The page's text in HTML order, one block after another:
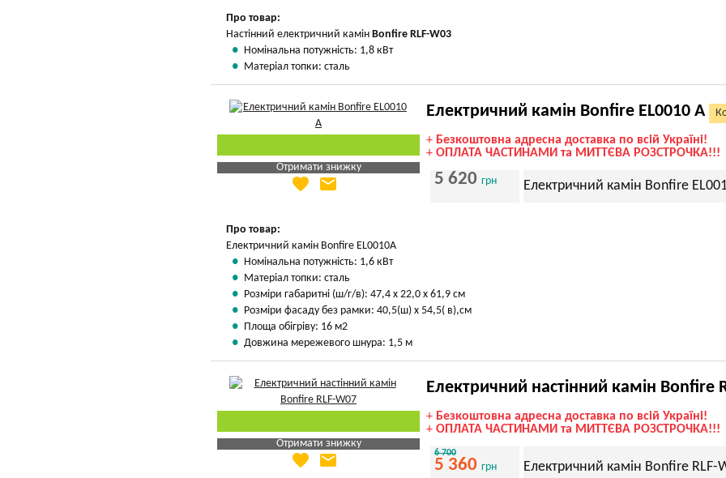
Про товар:
Настінний електричний камін Bonfire RLF-W03
Номінальна потужність: 1,8 кВт
Матеріал топки: сталь
Отримати знижку
Яка Ваша ціна
favorite email
Електричний камін Bonfire EL0010 A
+ Безкоштовна адресна доставка по всій Україні!
+ ОПЛАТА ЧАСТИНАМИ та МИТТЄВА РОЗСТРОЧКА!!!
5 620 грн Електричний камін Bonfire
Про товар:
Електричний камін Bonfire EL0010A
Номінальна потужність: 1,6 кВт
Матеріал топки: сталь
Розміри габаритні (ш/г/в): 47,4 х 22,0 х 61,9 см
Розміри фасаду без рамки: 40,5(ш) х 54,5( в),см
Площа обігріву: 16 м2
Довжина мережевого шнура: 1,5 м
Отримати знижку
Яка Ваша ціна
favorite email
Електричний настінний камін Bonfire
+ Безкоштовна адресна доставка по всій Україні!
+ ОПЛАТА ЧАСТИНАМИ та МИТТЄВА РОЗСТРОЧКА!!!
6 700
5 360 грн Електричний камін Bonfire RLF-